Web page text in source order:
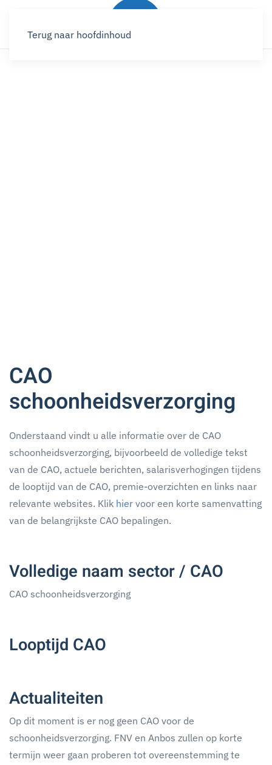
Terug naar hoofdinhoud
CAO
schoonheidsverzorging
Onderstaand vindt u alle informatie over de CAO
schoonheidsverzorging, bijvoorbeeld de volledige tekst
van de CAO, actuele berichten, salarisverhogingen tijdens
de looptijd van de CAO, premie-overzichten en links naar
relevante websites. Klik hier voor een korte samenvatting
van de belangrijkste CAO bepalingen.
Volledige naam sector / CAO
CAO schoonheidsverzorging
Looptijd CAO
Actualiteiten
Op dit moment is er nog geen CAO voor de
schoonheidsverzorging. FNV en Anbos zullen op korte
termijn weer gaan proberen tot overeenstemming te